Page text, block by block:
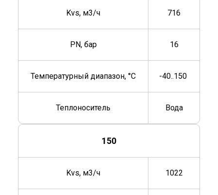
Kvs, м3/ч 716
PN, бар 16
Температурный диапазон, °C -40..150
Теплоноситель Вода
150
Kvs, м3/ч 1022